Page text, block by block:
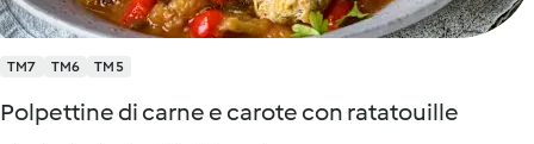
TM7 TM6 TM5
Polpettine di carne e carote con ratatouille